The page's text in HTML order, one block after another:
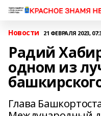
Новости 21 ФЕВРАЛЯ 2023,
Радий
одном из
Глава